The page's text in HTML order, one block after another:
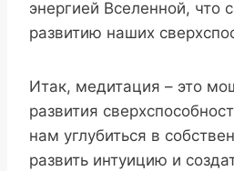
энергией Вселенной, что
развитию наших
Итак, медитация – это
развития
нам углубиться в
развить интуицию и